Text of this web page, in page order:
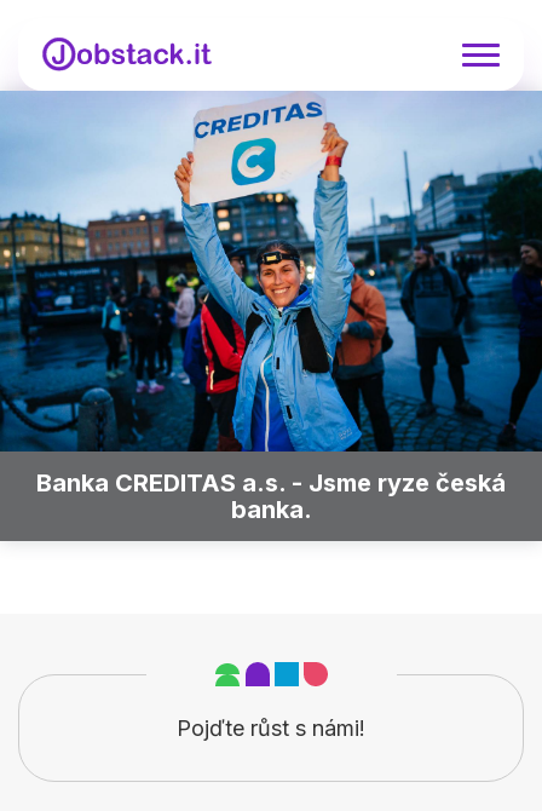
Banka CREDITAS a.s. - Jsme ryze česká
banka.
Pojďte růst s námi!